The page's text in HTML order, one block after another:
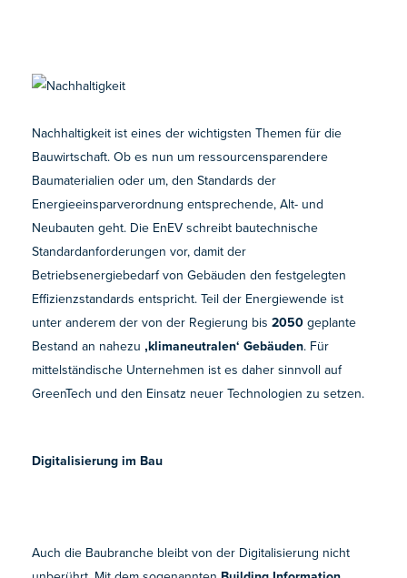
Nachhaltigkeit ist eines der wichtigsten Themen für die
Bauwirtschaft. Ob es nun um ressourcensparendere
Baumaterialien oder um, den Standards der
Energieeinsparverordnung entsprechende, Alt- und
Neubauten geht. Die EnEV schreibt bautechnische
Standardanforderungen vor, damit der
Betriebsenergiebedarf von Gebäuden den festgelegten
Effizienzstandards entspricht. Teil der Energiewende ist
unter anderem der von der Regierung bis2050 geplante
Bestand an nahezu ‚klimaneutralen‘ Gebäuden. Für
mittelständische Unternehmen ist es daher sinnvoll auf
GreenTech und den Einsatz neuer Technologien zu setzen.
Digitalisierung im Bau
Auch die Baubranche bleibt von der Digitalisierung nicht